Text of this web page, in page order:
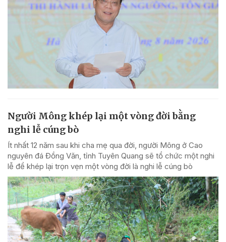
Người Mông khép lại một vòng đời bằng
nghi lễ cúng bò
Ít nhất 12 năm sau khi cha mẹ qua đời, người Mông ở Cao
nguyên đá Đồng Văn, tỉnh Tuyên Quang sẽ tổ chức một nghi
lễ để khép lại trọn vẹn một vòng đời là nghi lễ cúng bò